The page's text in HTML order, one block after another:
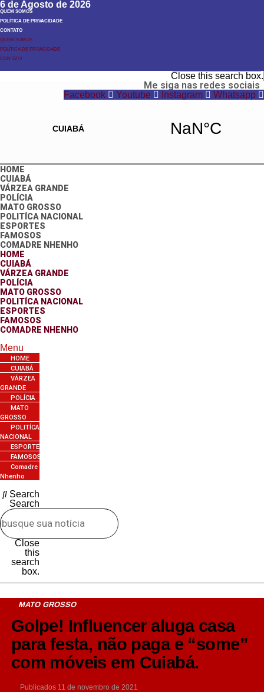
6 de Agosto de 2026
QUEM SOMOS
POLÍTICA DE PRIVACIDADE
CONTATO
QUEM SOMOS
POLÍTICA DE PRIVACIDADE
CONTATO
Close this search box.
Me siga nas redes sociais
Facebook Youtube Instagram Whatsapp
HOME
CUIABÁ
VÁRZEA GRANDE
POLÍCIA
MATO GROSSO
POLITÍCA NACIONAL
ESPORTES
FAMOSOS
COMADRE NHENHO
HOME
CUIABÁ
VÁRZEA GRANDE
POLÍCIA
MATO GROSSO
POLITÍCA NACIONAL
ESPORTES
FAMOSOS
COMADRE NHENHO
Menu
HOME
CUIABÁ
VÁRZEA
GRANDE
POLÍCIA
MATO
GROSSO
POLITÍCA
NACIONAL
ESPORTES
FAMOSOS
Comadre
Nhenho
Search
Search
Close
this
search
box.
MATO GROSSO
Golpe! Influencer aluga casa
para festa, não paga e “some”
com móveis em Cuiabá.
Publicados 11 de novembro de 2021